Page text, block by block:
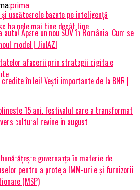
prima
Apare un nou SUV în România! Cum se
model | JiulAZI
în lei! Vești importante de la BNR |
uscătoarele bazate pe inteligență
hainele mai bine decât tine
afacerii prin strategii digitale
15 ani. Festivalul care a transformat
cultural revine in august
guvernanța în materie de
pentru a proteja IMM-urile și furnizorii
(MSP)